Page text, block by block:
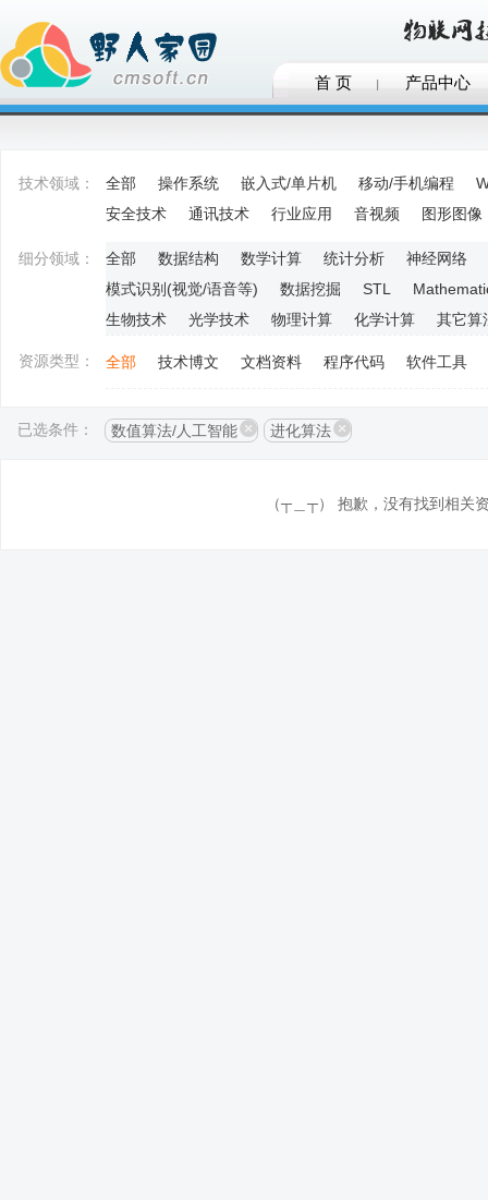
首 页 产品中心
技术领域： 全部 操作系统 嵌入式/单片机 移动/手机编程
安全技术
通讯技术 行业应用 音视频 图形图像
细分领域： 全部 数据结构 数学计算 统计分析
神经网络
模式识别(视觉/语音等)
数据挖掘 STL
生物技术
光学技术 物理计算 化学计算 其它算
资源类型： 全部 技术博文 文档资料 程序代码 软件工具
已选条件： 数值算法/人工智能 进化算法
（┬＿┬） 抱歉，没有找到相关